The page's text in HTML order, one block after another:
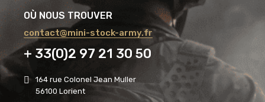
OÙ NOUS TROUVER
contact@mini-stock-army.fr
+ 33(0)2 97 21 30 50
164 rue Colonel Jean Muller
56100 Lorient